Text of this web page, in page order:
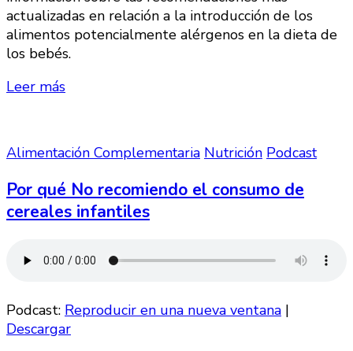
actualizadas en relación a la introducción de los
alimentos potencialmente alérgenos en la dieta de
los bebés.
Leer más
Alimentación Complementaria Nutrición Podcast
Por qué No recomiendo el consumo de
cereales infantiles
Podcast: Reproducir en una nueva ventana |
Descargar